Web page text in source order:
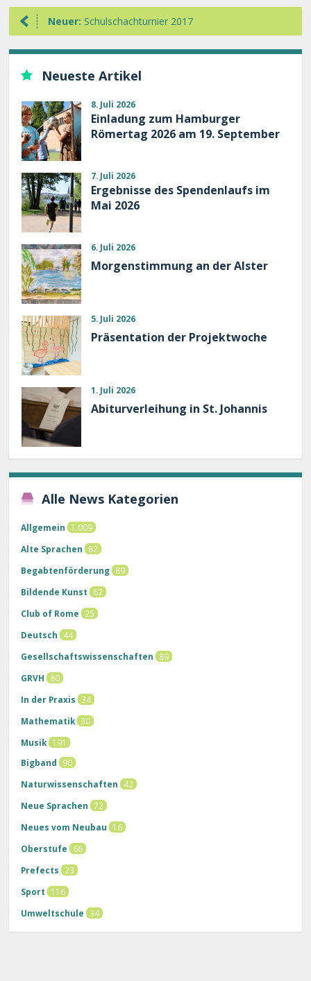
Neuer: Schulschachturnier 2017
Neueste Artikel
8. Juli 2026
Einladung zum Hamburger
Römertag 2026 am 19. September
7. Juli 2026
Ergebnisse des Spendenlaufs im
Mai 2026
6. Juli 2026
Morgenstimmung an der Alster
5. Juli 2026
Präsentation der Projektwoche
1. Juli 2026
Abiturverleihung in St. Johannis
Alle News Kategorien
Allgemein
1.009
Alte Sprachen
82
Begabtenförderung 89
Bildende Kunst
62
Club of Rome
25
Deutsch
44
Gesellschaftswissenschaften
89
GRVH
80
In der Praxis
34
Mathematik 30
Musik 191
Bigband
90
Naturwissenschaften
42
Neue Sprachen 72
Neues vom Neubau
16
Oberstufe
66
Prefects
23
Sport
116
Umweltschule
34